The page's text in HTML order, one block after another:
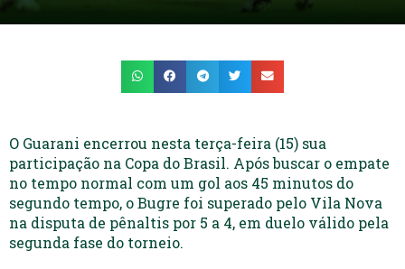
O Guarani encerrou nesta terça-feira (15) sua
participação na Copa do Brasil. Após buscar o empate
no tempo normal com um gol aos 45 minutos do
segundo tempo, o Bugre foi superado pelo Vila Nova
na disputa de pênaltis por 5 a 4, em duelo válido pela
segunda fase do torneio.